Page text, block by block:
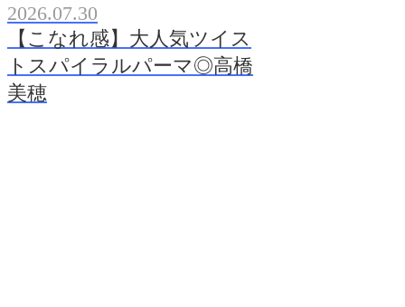
2026.07.30
【こなれ感】大人気ツイス
トスパイラルパーマ◎高橋
美穂